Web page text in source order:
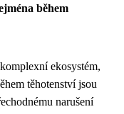
během
ekosystém,
těhotenství jsou
narušení